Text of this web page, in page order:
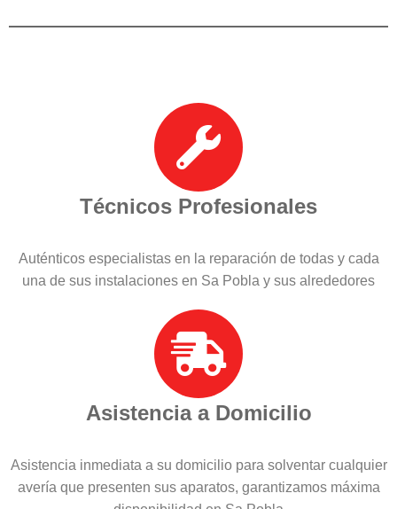
Técnicos Profesionales
Auténticos especialistas en la reparación de todas y cada
una de sus instalaciones en Sa Pobla y sus alrededores
Asistencia a Domicilio
Asistencia inmediata a su domicilio para solventar cualquier
avería que presenten sus aparatos, garantizamos máxima